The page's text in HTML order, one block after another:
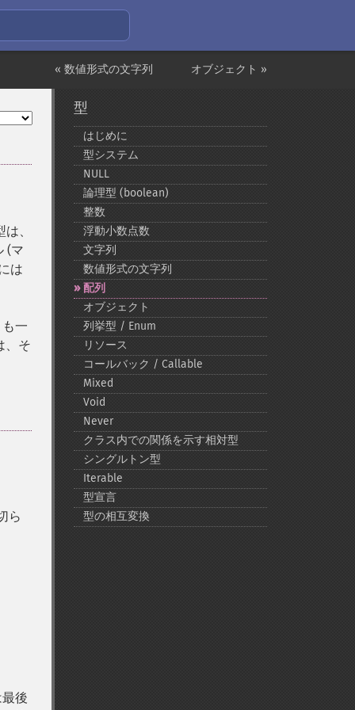
オブジェクト »
« 数値形式の文字列
、
(マ
は
一
、そ
ら
後
型
はじめに
型システム
NULL
論理型 (boolean)
整数
浮動小数点数
文字列
数値形式の文字列
配列
オブジェクト
列挙型 / Enum
リソース
コールバック / Callable
Mixed
Void
Never
クラス内での関係を示す相対型
シングルトン型
Iterable
型宣言
型の相互変換